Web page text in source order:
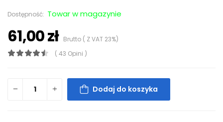
Dostępność: Towar w magazynie
61,00 złBrutto ( Z VAT 23%)
( 43 Opini )
Dodaj do koszyka